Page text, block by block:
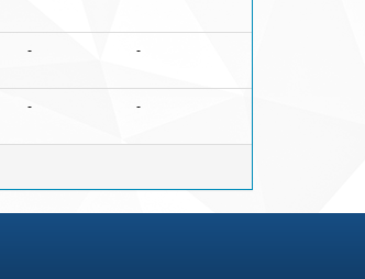
- -
- -